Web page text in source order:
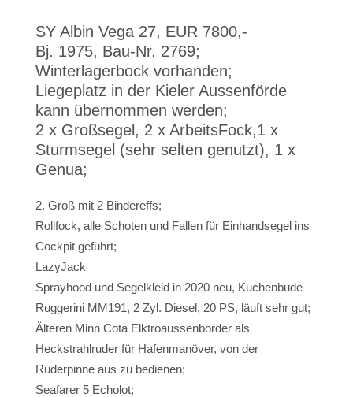
SY Albin Vega 27, EUR 7800,-
Bj. 1975, Bau-Nr. 2769;
Winterlagerbock vorhanden;
Liegeplatz in der Kieler Aussenförde
kann übernommen werden;
2 x Großsegel, 2 x ArbeitsFock,1 x
Sturmsegel (sehr selten genutzt), 1 x
Genua;
Groß mit 2 Bindereffs;
Rollfock, alle Schoten und Fallen für Einhandsegel ins
Cockpit geführt;
LazyJack
Sprayhood und Segelkleid in 2020 neu, Kuchenbude
Ruggerini MM191, 2 Zyl. Diesel, 20 PS, läuft sehr gut;
Älteren Minn Cota Elktroaussenborder als
Heckstrahlruder für Hafenmanöver, von der
Ruderpinne aus zu bedienen;
Seafarer 5 Echolot;